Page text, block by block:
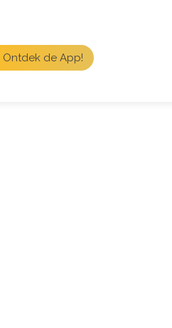
Ontdek de App!